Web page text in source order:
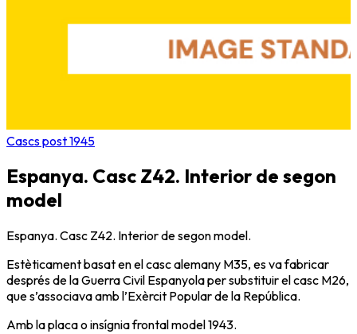
Cascs post 1945
Espanya. Casc Z42. Interior de segon
model
Espanya. Casc Z42. Interior de segon model.
Estèticament basat en el casc alemany M35, es va fabricar
després de la Guerra Civil Espanyola per substituir el casc M26,
que s’associava amb l’Exèrcit Popular de la República.
Amb la placa o insígnia frontal model 1943.